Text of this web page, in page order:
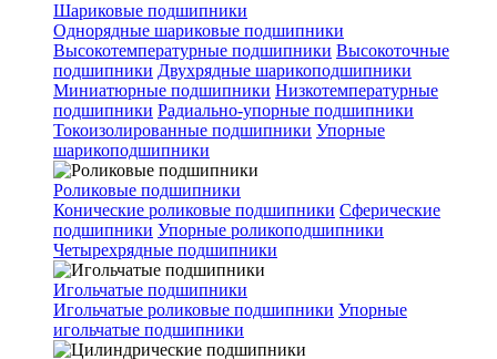
Шариковые подшипники
Однорядные шариковые подшипники
Высокотемпературные подшипники Высокоточные
подшипники Двухрядные шарикоподшипники
Миниатюрные подшипники Низкотемпературные
подшипники Радиально-упорные подшипники
Токоизолированные подшипники Упорные
шарикоподшипники
Роликовые подшипники
Конические роликовые подшипники Сферические
подшипники Упорные роликоподшипники
Четырехрядные подшипники
Игольчатые подшипники
Игольчатые роликовые подшипники Упорные
игольчатые подшипники